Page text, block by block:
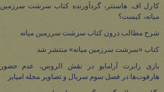
کارل اف. هاستتر، گردآورنده کتاب سرشت سرزمین
میانه، کیست؟
شرح مطالب درون کتاب سرشت سرزمین میانه
کتاب «سرشت سرزمین میانه» منتشر شد
بازی رابرت آرامایو در نقش الروس، عدم حضور
هارفوت‌ها در فصل سوم سریال و تصاویر مجله امپایر